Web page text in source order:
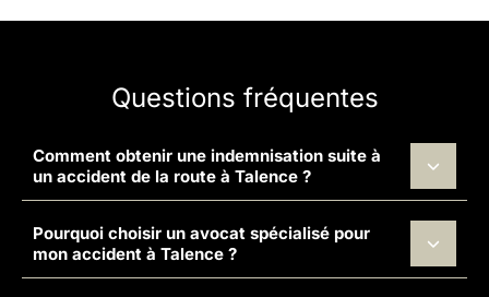
Questions fréquentes
Comment obtenir une indemnisation suite à
un accident de la route à Talence ?
Pourquoi choisir un avocat spécialisé pour
mon accident à Talence ?